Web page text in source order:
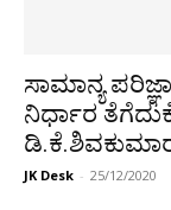
ಸಾಮಾನ್ಯ
ನಿರ್ಧಾರ
JK Desk - 25/12/2020